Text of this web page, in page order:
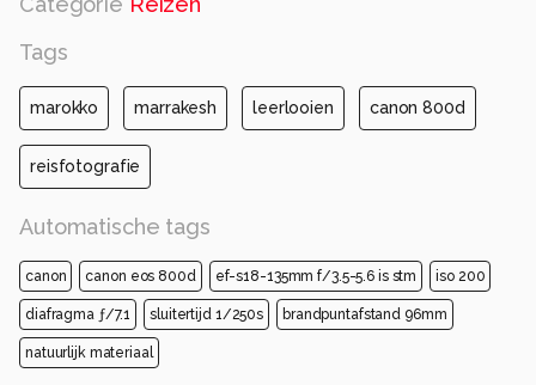
Tags
marokko marrakesh leerlooien canon 800d
reisfotografie
Automatische tags
canon canon eos 800d ef-s18-135mm f/3.5-5.6 is stm iso 200
diafragma ƒ/7.1 sluitertijd 1/250s brandpuntafstand 96mm
natuurlijk materiaal